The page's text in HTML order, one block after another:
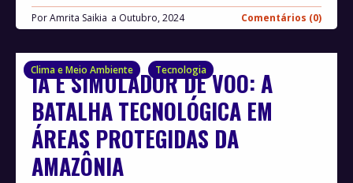
PorAmrita Saikia Outubro, 2024 Comentários (0)
Clima e Meio Ambiente Tecnologia
IA E SIMULADOR DE VOO: A
BATALHA TECNOLÓGICA EM
ÁREAS PROTEGIDAS DA
AMAZÔNIA